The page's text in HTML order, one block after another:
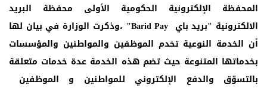
المحفظة الإلكترونية الحكومية الأولى محفظة البريد
الالكترونية "بريد باي Barid Pay" ،وذكرت الوزارة في بيان لها
أن الخدمة النوعية تخدم الموظفين والمواطنين والمؤسسات
بخدماتها المتنوعة حيث تضم هذه الخدمة عدة خدمات متعلقة
بالتسوّق والدفع الإلكتروني للمواطنين و الموظفين